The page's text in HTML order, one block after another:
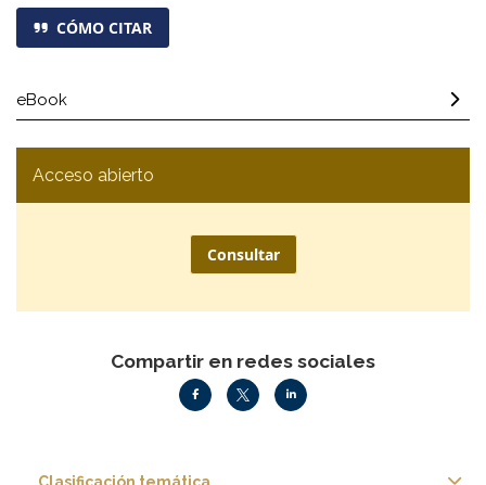
CÓMO CITAR
eBook
Acceso abierto
Consultar
Compartir en redes sociales